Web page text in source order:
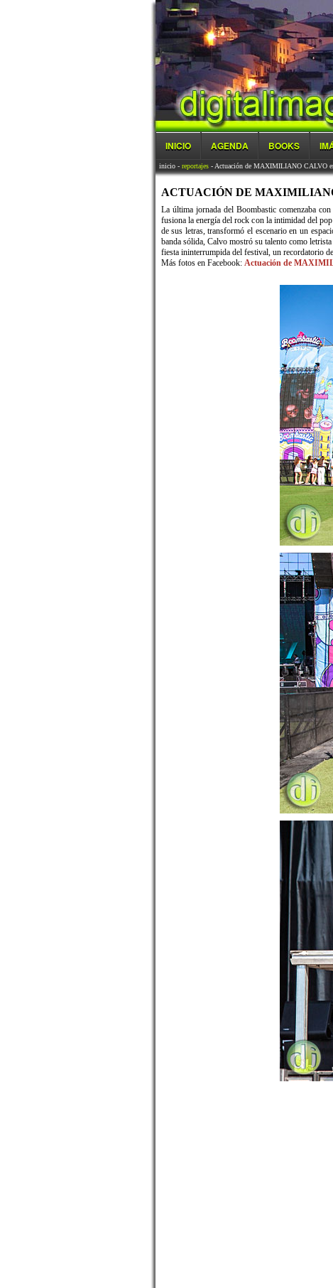
INICIO AGENDA BOOKS
inicio- reportajes- Actuación de MAXIMILIANO CALVO
ACTUACIÓN DE
La última jornada del Boombastic comenzaba
fusiona la energía del rock con la intimidad del
de sus letras, transformó el escenario en un
banda sólida, Calvo mostró su talento como
fiesta ininterrumpida del festival, un recordatorio
Más fotos en Facebook: Actuación de